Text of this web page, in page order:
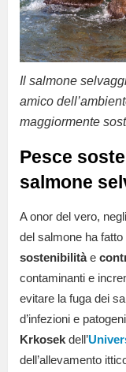
Il salmone
amico
maggiormente
Pesce
salmone
A onor del vero,
del salmone ha
sostenibilitàe
contaminanti e
evitare la fuga dei
d’infezioni e
Krkosek dell’
dell’allevamento